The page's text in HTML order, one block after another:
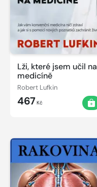
Lži, které jsem učil na
medicíně
Robert Lufkin
467Kč